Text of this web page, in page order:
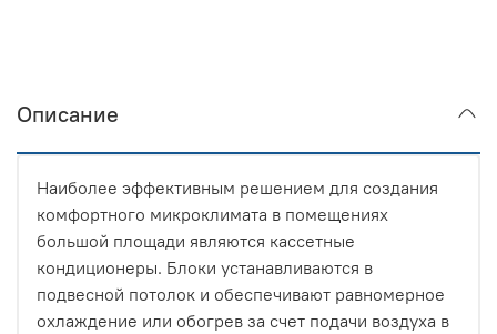
Описание
Наиболее эффективным решением для создания
комфортного микроклимата в помещениях
большой площади являются кассетные
кондиционеры. Блоки устанавливаются в
подвесной потолок и обеспечивают равномерное
охлаждение или обогрев за счет подачи воздуха в